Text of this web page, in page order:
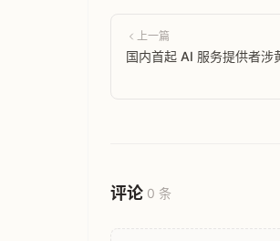
上一篇
国内首起 AI 服务提供者涉
评论 0 条